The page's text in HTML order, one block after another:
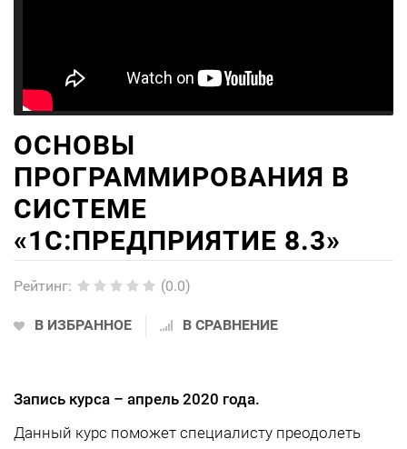
ОСНОВЫ
ПРОГРАММИРОВАНИЯ В
СИСТЕМЕ
«1C:ПРЕДПРИЯТИЕ 8.3»
Рейтинг: (0.0)
В ИЗБРАННОЕ В СРАВНЕНИЕ
Запись курса – апрель 2020 года.
Данный курс поможет специалисту преодолеть